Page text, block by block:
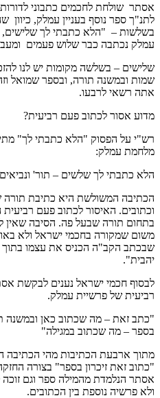
אסתר שולחת לחכמים כתבוני
לתנ"ך ספר נוסף בעניין עמלק,
בשלשות – "הלא כתבתי לך שלישים,
עמלק נכתבה כבר שלוש פעמים
שלישים – בשלשה מקומות יש לנו
שמות ובמשנה תורה, ובספר שמואל
אתה רשאי לרבעו.
מדוע אסור לכתוב פעם רביעית?
רש"י על הפסוק "הלא כתבתי לך"
מלחמת עמלק:
הלא כתבתי לך שלשים – תור' ונביאים
הכתיבה המשולשת היא כתיבת תורה
וכתובים. האיסור לכתוב פעם
בתחום תורה שבעל פה. הסיבה שאין
משום שמקורה בחכמי ישראל ולא
שבכתב הקב"ה הכניס את עצמו בתוך
יהבית".
לבסוף חכמי ישראל נענים לבקשת
רביעית של פרשיית עמלק.
"כתב זאת – מה שכתוב כאן ובמשנה
בספר – מה שכתוב במגילה"
מתוך ארבעת הכתיבות מהי הכתיבה
"כתוב זאת זיכרון בספר" בצורה
אסתר הנלמדת מהמילה ספר וגם
ולא פרשיה נוספת בין הכתובים.